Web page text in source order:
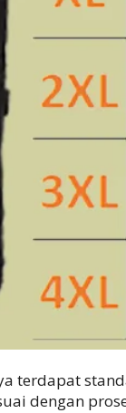
terdapat
dengan